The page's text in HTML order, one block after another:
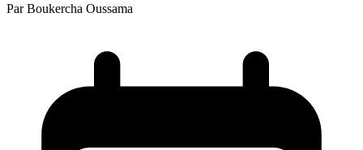
Par Boukercha Oussama